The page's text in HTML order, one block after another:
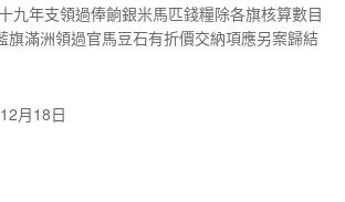
九年支領過俸餉銀米馬匹錢糧除各旗核算數目
旗滿洲領過官馬豆石有折價交納項應另案歸結
月18日